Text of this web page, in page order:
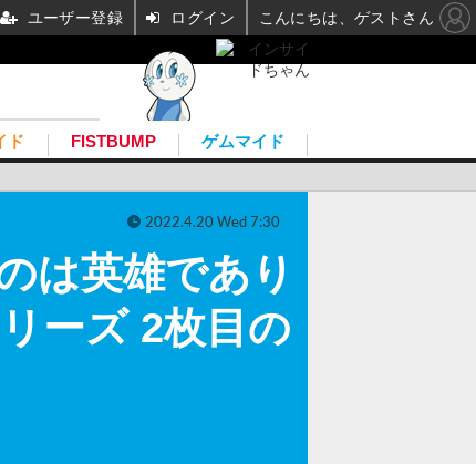
ド FISTBUMP ゲムマイド
は英雄であり
ーズ 2枚目の
2022.4.20 Wed 7:30
ユーザー登録 ログイン こんにちは、ゲストさん